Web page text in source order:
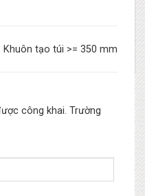
Khuôn tạo túi >= 350 mm
công khai. Trường